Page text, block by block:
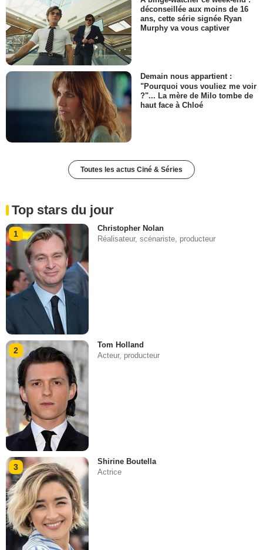
déconseillée aux moins de 16
ans, cette série signée Ryan
Murphy va vous captiver
Demain nous appartient :
"Pourquoi vous vouliez me voir
?"... La mère de Milo tombe de
haut face à Chloé
Toutes les actus Ciné & Séries
Top stars du jour
1
Christopher Nolan
Réalisateur, scénariste, producteur
2
Tom Holland
Acteur, producteur
3
Shirine Boutella
Actrice